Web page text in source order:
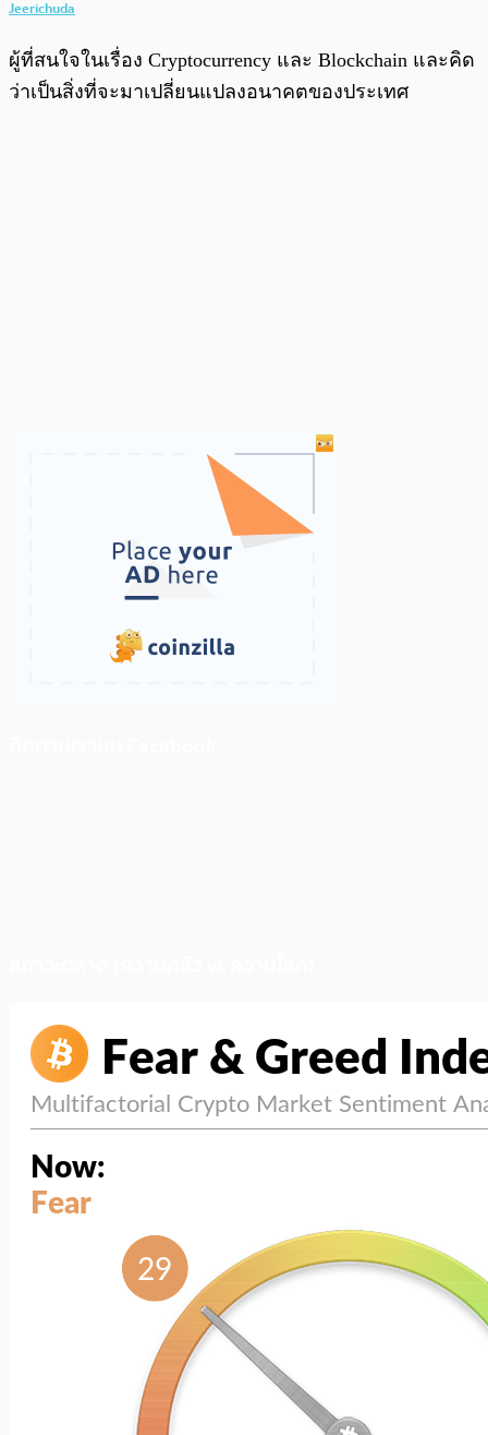
Jeerichuda
ผู้ที่สนใจในเรื่อง Cryptocurrency และ Blockchain และคิด
ว่าเป็นสิ่งที่จะมาเปลี่ยนแปลงอนาคตของประเทศ